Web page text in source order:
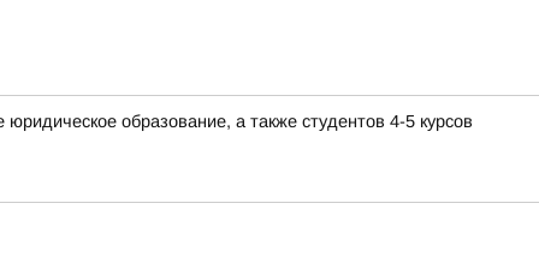
образование, а также студентов 4-5 курсов